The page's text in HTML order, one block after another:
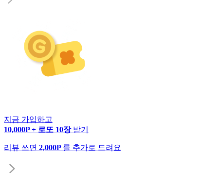
지금 가입하고
10,000P + 로또 10장 받기
리뷰 쓰면 2,000P 를 추가로 드려요